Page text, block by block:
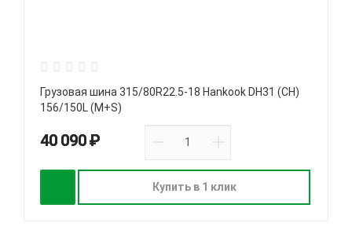
Грузовая шина 315/80R22.5-18 Hankook DH31 (CH)
156/150L (M+S)
40 090 ₽
Купить в 1 клик